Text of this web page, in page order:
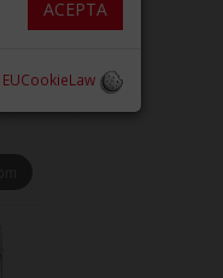
ACEPTA
EUCookieLaw